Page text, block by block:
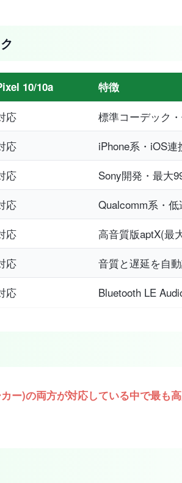
10/10a
特徴
応 標準コーデック
応 iPhone系・iOS連
応 Sony開発・最大
応 Qualcomm系・低
応 高音質版aptX(最
応 音質と遅延を自
応 Bluetooth LE
ー)の両方が対応している中で最も